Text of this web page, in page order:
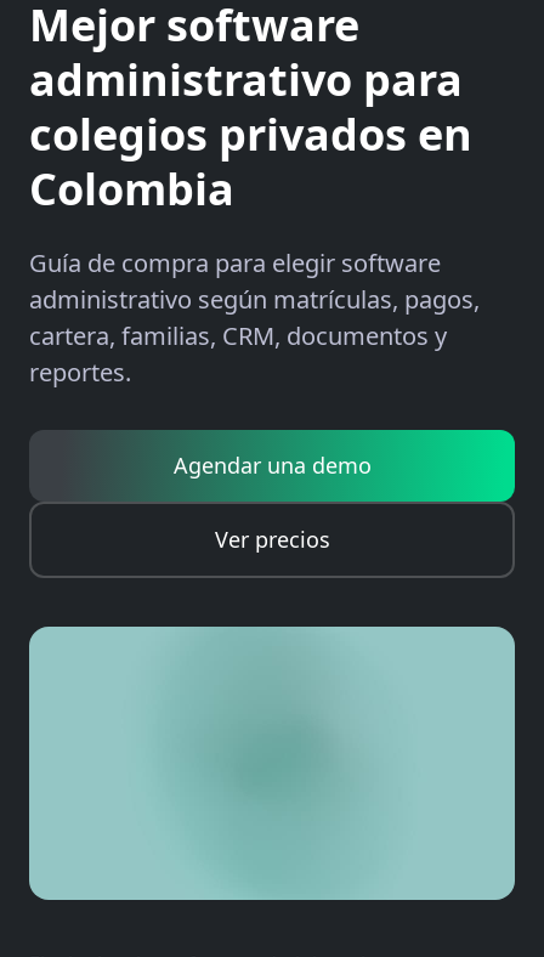
Mejor software
administrativo para
colegios privados en
Colombia
Guía de compra para elegir software
administrativo según matrículas, pagos,
cartera, familias, CRM, documentos y
reportes.
Agendar una demo
Ver precios